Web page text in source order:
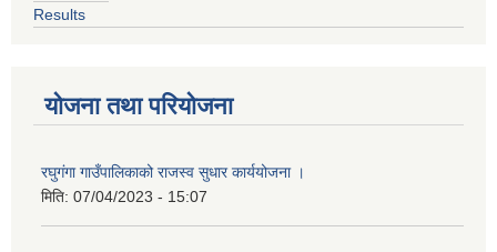
Results
योजना तथा परियोजना
रघुगंगा गाउँपालिकाको राजस्व सुधार कार्ययोजना ।
मिति: 07/04/2023 - 15:07